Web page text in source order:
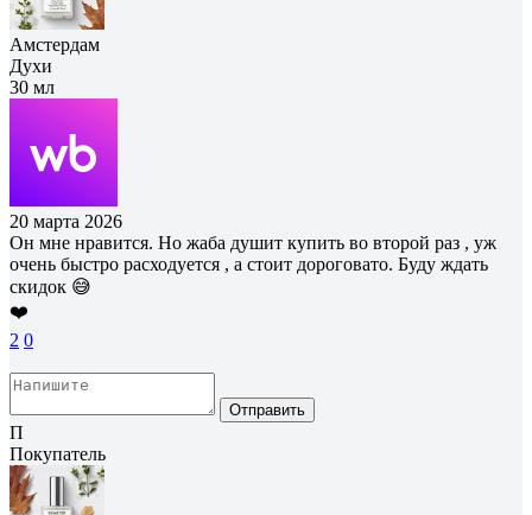
Амстердам
Духи
30 мл
20 марта 2026
Он мне нравится. Но жаба душит купить во второй раз , уж
очень быстро расходуется , а стоит дороговато. Буду ждать
скидок 😅
❤️
2 0
Отправить
П
Покупатель